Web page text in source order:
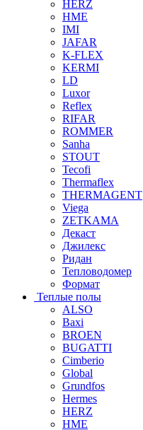
HERZ
HME
IMI
JAFAR
K-FLEX
KERMI
LD
Luxor
Reflex
RIFAR
ROMMER
Sanha
STOUT
Tecofi
Thermaflex
THERMAGENT
Viega
ZETKAMA
Декаст
Джилекс
Ридан
Тепловодомер
Формат
Теплые полы
ALSO
Baxi
BROEN
BUGATTI
Cimberio
Global
Grundfos
Hermes
HERZ
HME